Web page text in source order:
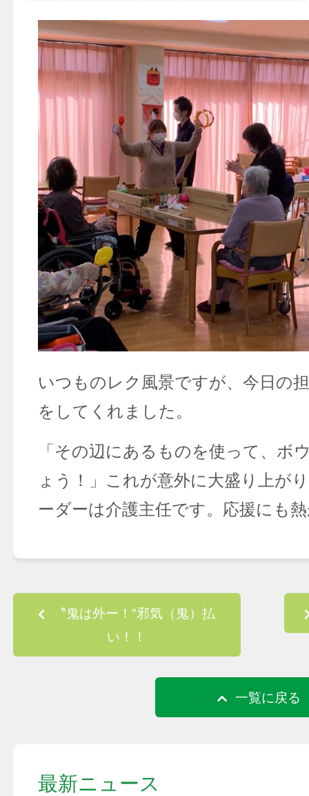
いつものレク風景ですが、今日の
をしてくれました。
「その辺にあるものを使って、ボ
ょう！」これが意外に大盛り上が
ーダーは介護主任です。応援にも
Post navigation
〝鬼は外ー！″邪気（鬼）払
い！！
一覧に戻る
最新ニュース